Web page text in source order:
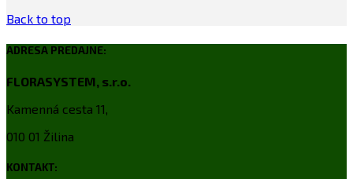
Back to top
ADRESA PREDAJNE:
FLORASYSTEM, s.r.o.
Kamenná cesta 11,
010 01 Žilina
KONTAKT: